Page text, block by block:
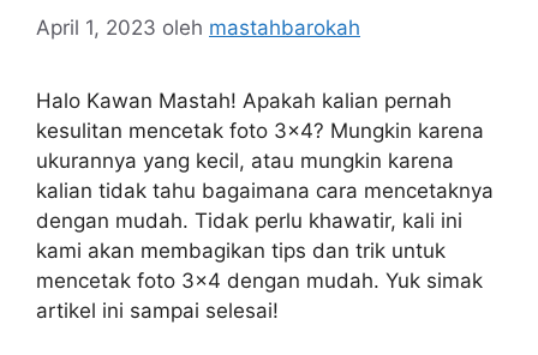
April 1, 2023 oleh mastahbarokah
Halo Kawan Mastah! Apakah kalian pernah
kesulitan mencetak foto 3×4? Mungkin karena
ukurannya yang kecil, atau mungkin karena
kalian tidak tahu bagaimana cara mencetaknya
dengan mudah. Tidak perlu khawatir, kali ini
kami akan membagikan tips dan trik untuk
mencetak foto 3×4 dengan mudah. Yuk simak
artikel ini sampai selesai!